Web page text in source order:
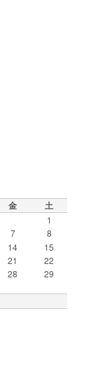
金 土
1
7
8
14
15
21
22
28
29